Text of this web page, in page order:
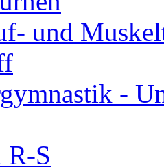
und
-
R-S